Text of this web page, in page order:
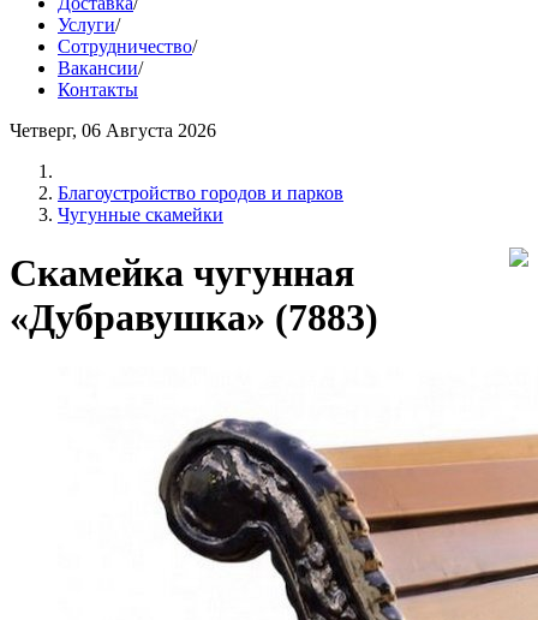
Услуги/
Сотрудничество/
Вакансии/
Контакты
Четверг, 06 Августа 2026
Благоустройство городов и парков
Чугунные скамейки
Скамейка чугунная
«Дубравушка» (7883)